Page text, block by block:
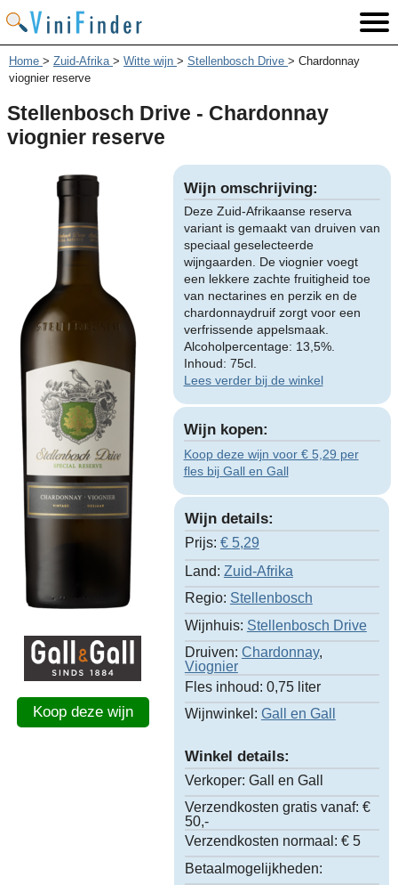
Home > Zuid-Afrika > Witte wijn > Stellenbosch Drive > Chardonnay
viognier reserve
Stellenbosch Drive - Chardonnay
viognier reserve
Koop deze wijn
Wijn omschrijving:
Deze Zuid-Afrikaanse reserva
variant is gemaakt van druiven van
speciaal geselecteerde
wijngaarden. De viognier voegt
een lekkere zachte fruitigheid toe
van nectarines en perzik en de
chardonnaydruif zorgt voor een
verfrissende appelsmaak.
Alcoholpercentage: 13,5%.
Inhoud: 75cl.
Lees verder bij de winkel
Wijn kopen:
Koop deze wijn voor € 5,29 per
fles bij Gall en Gall
Wijn details:
Prijs: € 5,29
Land: Zuid-Afrika
Regio: Stellenbosch
Wijnhuis: Stellenbosch Drive
Druiven: Chardonnay,
Viognier
Fles inhoud: 0,75 liter
Wijnwinkel: Gall en Gall
Winkel details:
Verkoper: Gall en Gall
Verzendkosten gratis vanaf: €
50,-
Verzendkosten normaal: € 5
Betaalmogelijkheden: